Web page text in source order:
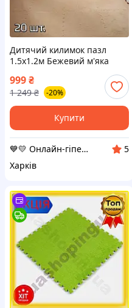
Дитячий килимок пазл
1.5х1.2м Бежевий м'яка
термокилимок для дітей -
каремат пазл у дитячу
999₴
1 249 ₴ -20%
Купити
💙💛 Онлайн-гіпермаркет "УкрШоппинг" 👌🎁 🚚 ⤵
5
Харків